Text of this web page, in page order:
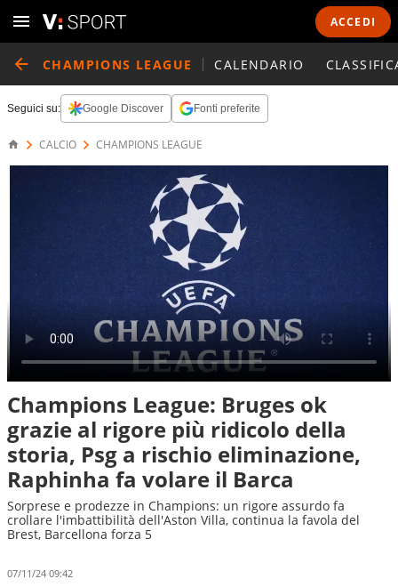
ACCEDI
CHAMPIONS LEAGUE CALENDARIO
Seguici su: Google Discover Fonti preferite
CALCIO CHAMPIONS LEAGUE
Champions League: Bruges ok
grazie al rigore più ridicolo della
storia, Psg a rischio eliminazione,
Raphinha fa volare il Barca
Sorprese e prodezze in Champions: un rigore assurdo fa
crollare l'imbattibilità dell'Aston Villa, continua la favola del
Brest, Barcellona forza 5
07/11/24 09:42